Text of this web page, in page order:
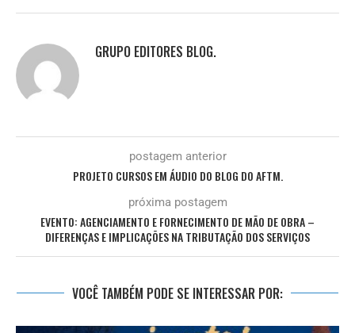
GRUPO EDITORES BLOG.
postagem anterior
PROJETO CURSOS EM ÁUDIO DO BLOG DO AFTM.
próxima postagem
EVENTO: AGENCIAMENTO E FORNECIMENTO DE MÃO DE OBRA –
DIFERENÇAS E IMPLICAÇÕES NA TRIBUTAÇÃO DOS SERVIÇOS
VOCÊ TAMBÉM PODE SE INTERESSAR POR: